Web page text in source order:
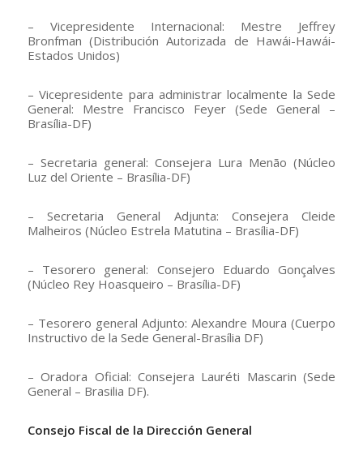
– Vicepresidente Internacional: Mestre Jeffrey
Bronfman (Distribución Autorizada de Hawái-Hawái-
Estados Unidos)
– Vicepresidente para administrar localmente la Sede
General: Mestre Francisco Feyer (Sede General –
Brasília-DF)
– Secretaria general: Consejera Lura Menão (Núcleo
Luz del Oriente – Brasília-DF)
– Secretaria General Adjunta: Consejera Cleide
Malheiros (Núcleo Estrela Matutina – Brasília-DF)
– Tesorero general: Consejero Eduardo Gonçalves
(Núcleo Rey Hoasqueiro – Brasília-DF)
– Tesorero general Adjunto: Alexandre Moura (Cuerpo
Instructivo de la Sede General-Brasília DF)
– Oradora Oficial: Consejera Lauréti Mascarin (Sede
General – Brasilia DF).
Consejo Fiscal de la Dirección General